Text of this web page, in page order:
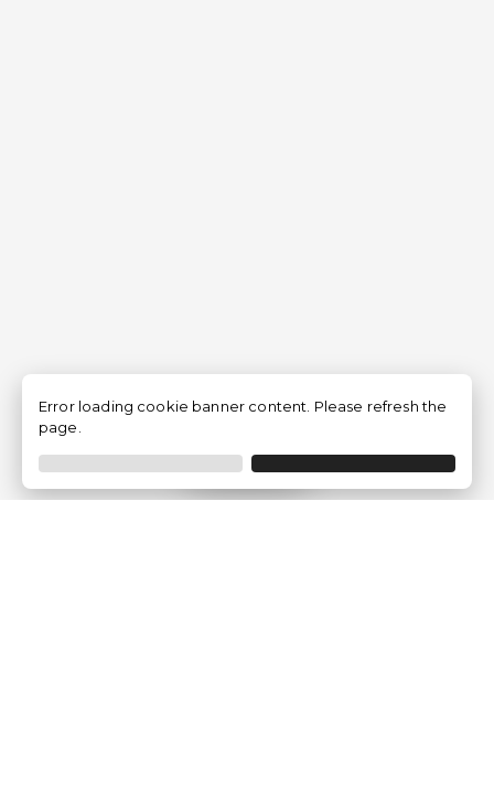
Filtro
Error loading cookie banner content. Please refresh the
page.